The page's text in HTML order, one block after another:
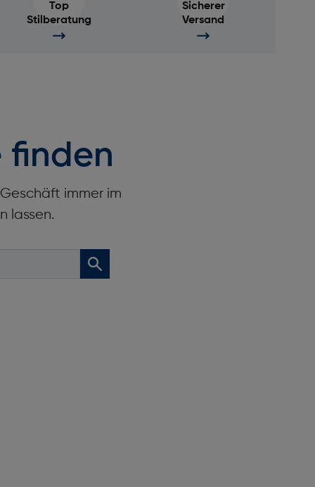
Top
Stilberatung
Sicherer
Versand
finden
immer im
lassen.